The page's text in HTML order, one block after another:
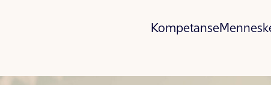
Kompetanse